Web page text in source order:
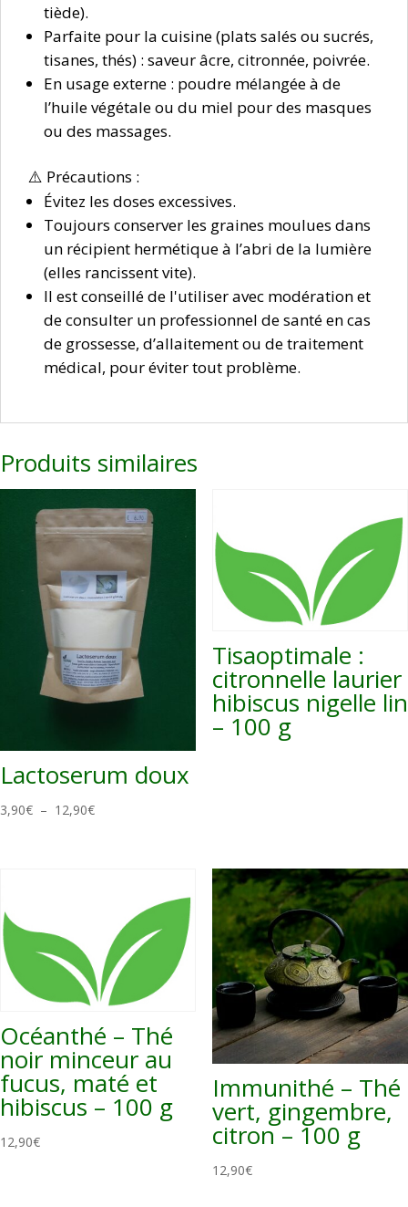
tiède).
Parfaite pour la cuisine (plats salés ou sucrés,
tisanes, thés) : saveur âcre, citronnée, poivrée.
En usage externe : poudre mélangée à de
l’huile végétale ou du miel pour des masques
ou des massages.
⚠️ Précautions :
Évitez les doses excessives.
Toujours conserver les graines moulues dans
un récipient hermétique à l’abri de la lumière
(elles rancissent vite).
Il est conseillé de l'utiliser avec modération et
de consulter un professionnel de santé en cas
de grossesse, d’allaitement ou de traitement
médical, pour éviter tout problème.
Produits similaires
Lactoserum doux
3,90€ – 12,90€Plage
12,90€
Tisaoptimale :
citronnelle laurier
hibiscus nigelle lin
– 100 g
Océanthé – Thé
noir minceur au
fucus, maté et
hibiscus – 100 g
12,90€
Immunithé – Thé
vert, gingembre,
citron – 100 g
12,90€